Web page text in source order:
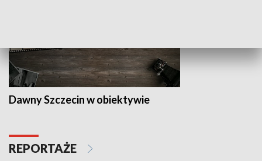
Dawny Szczecin w obiektywie
REPORTAŻE